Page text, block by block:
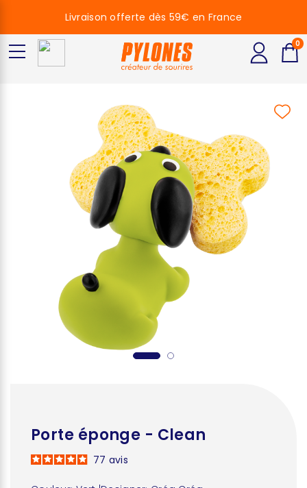
Porte éponge - Clean
77 avis
Livraison offerte dès 59€ en France
0